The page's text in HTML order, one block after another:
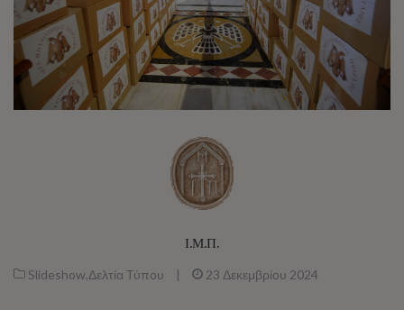
Ι.Μ.Π.
Slideshow,Δελτία Τύπου | 23 Δεκεμβρίου 2024